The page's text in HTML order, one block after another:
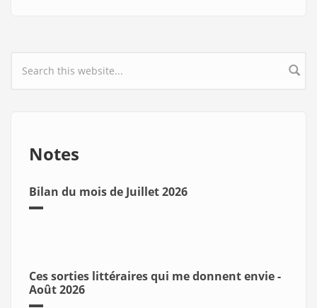
Search form
Notes
Bilan du mois de Juillet 2026
Ces sorties littéraires qui me donnent envie -
Août 2026